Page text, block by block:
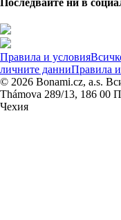
Правила и условия
личните данниПравила
© 2026 Bonami.cz, a.s.
Thámova 289/13, 186 00
Чехия